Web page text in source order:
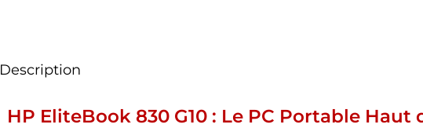
Description
HP EliteBook 830 G10 : Le PC Portable Haut